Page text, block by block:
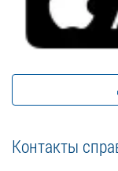
Контакты